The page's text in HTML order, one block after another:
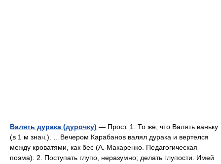
Валять дурака (дурочку) — Прост. 1. То же, что Валять ваньку
(в 1 м знач.). …Вечером Карабанов валял дурака и вертелся
между кроватями, как бес (А. Макаренко. Педагогическая
поэма). 2. Поступать глупо, неразумно; делать глупости. Имей